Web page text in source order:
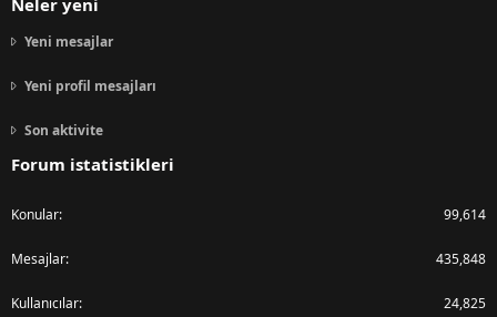
Yeni mesajlar
Yeni profil mesajları
Son aktivite
Forum istatistikleri
Konular 99,614
Mesajlar 435,848
Kullanıcılar 24,825